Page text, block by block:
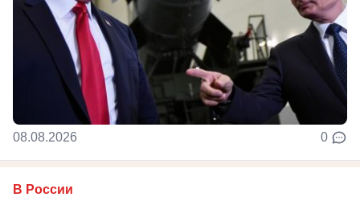
08.08.2026 0
В России